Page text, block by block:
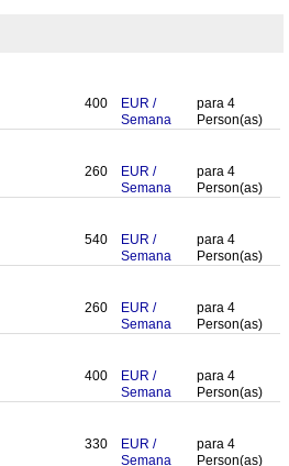
400 EUR /
Semana
para 4
Person(as)
260 EUR /
Semana
para 4
Person(as)
540 EUR /
Semana
para 4
Person(as)
260 EUR /
Semana
para 4
Person(as)
400 EUR /
Semana
para 4
Person(as)
330 EUR /
Semana
para 4
Person(as)